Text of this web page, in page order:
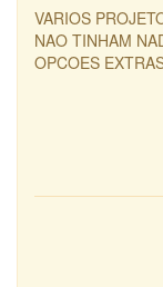
VARIOS
NAO TINHAM
OPCOES